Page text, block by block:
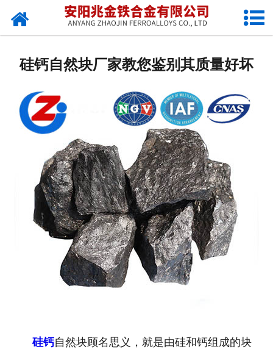
网站首页
产品中心
厂容厂貌
视频中心
联系我们
硅钙自然块厂家教您鉴别其质量好坏
硅钙自然块顾名思义，就是由硅和钙组成的块